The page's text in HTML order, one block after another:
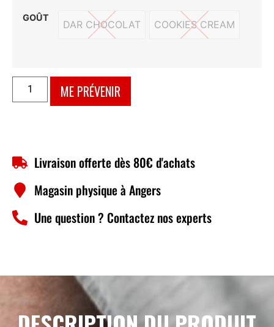
GOÛT
DAR CHOCOLAT
DAR CHOCOLAT
COOKIES CREAM
COOKIES CREAM
ME PRÉVENIR
Livraison offerte dès 80€ d'achats
Magasin physique à Angers
Une question ? Contactez nos experts